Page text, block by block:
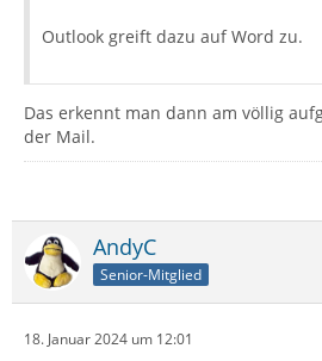
Outlook greift dazu auf Word zu.
Das erkennt man dann am völlig
der Mail.
AndyC
Senior-Mitglied
18. Januar 2024 um 12:01